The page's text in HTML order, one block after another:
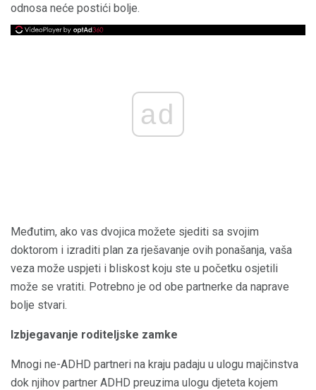
odnosa neće postići bolje.
ad
Međutim, ako vas dvojica možete sjediti sa svojim
doktorom i izraditi plan za rješavanje ovih ponašanja, vaša
veza može uspjeti i bliskost koju ste u početku osjetili
može se vratiti. Potrebno je od obe partnerke da naprave
bolje stvari.
Izbjegavanje roditeljske zamke
Mnogi ne-ADHD partneri na kraju padaju u ulogu majčinstva
dok njihov partner ADHD preuzima ulogu djeteta kojem